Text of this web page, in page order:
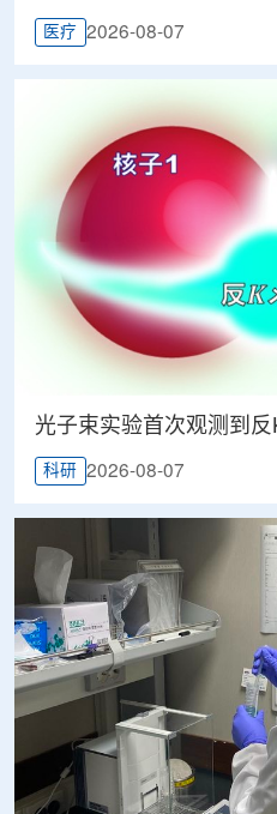
医疗 2026-08-07
光子束实验首次观测到
科研 2026-08-07